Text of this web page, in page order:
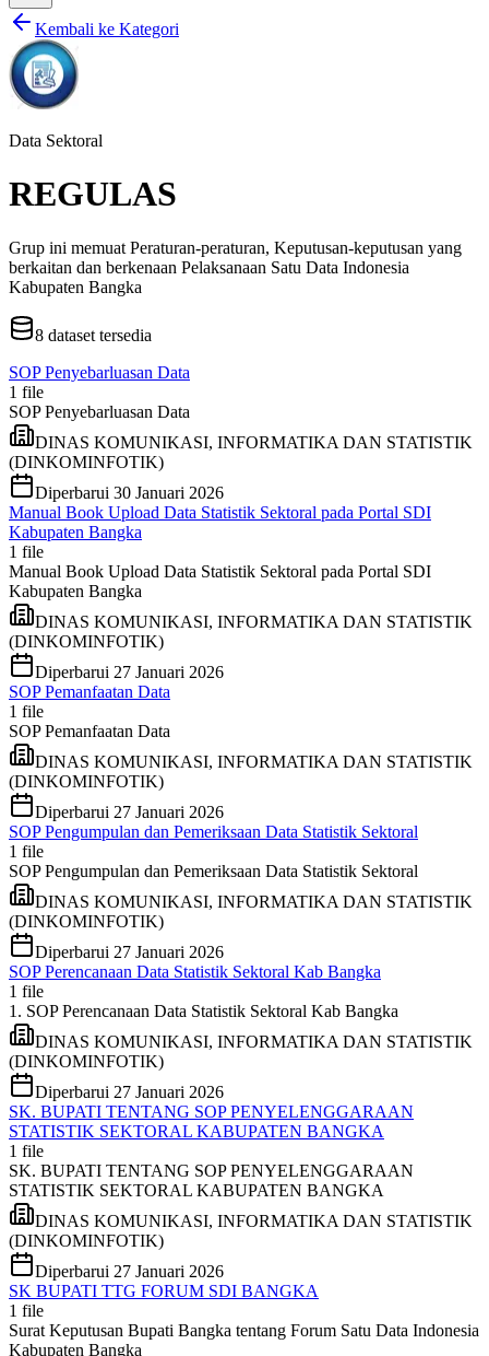
Kembali ke Kategori
Data Sektoral
REGULAS
Grup ini memuat Peraturan-peraturan, Keputusan-keputusan yang
berkaitan dan berkenaan Pelaksanaan Satu Data Indonesia
Kabupaten Bangka
8 dataset tersedia
SOP Penyebarluasan Data
1 file
SOP Penyebarluasan Data
DINAS KOMUNIKASI, INFORMATIKA DAN STATISTIK
(DINKOMINFOTIK)
Diperbarui 30 Januari 2026
Manual Book Upload Data Statistik Sektoral pada Portal SDI
Kabupaten Bangka
1 file
Manual Book Upload Data Statistik Sektoral pada Portal SDI
Kabupaten Bangka
DINAS KOMUNIKASI, INFORMATIKA DAN STATISTIK
(DINKOMINFOTIK)
Diperbarui 27 Januari 2026
SOP Pemanfaatan Data
1 file
SOP Pemanfaatan Data
DINAS KOMUNIKASI, INFORMATIKA DAN STATISTIK
(DINKOMINFOTIK)
Diperbarui 27 Januari 2026
SOP Pengumpulan dan Pemeriksaan Data Statistik Sektoral
1 file
SOP Pengumpulan dan Pemeriksaan Data Statistik Sektoral
DINAS KOMUNIKASI, INFORMATIKA DAN STATISTIK
(DINKOMINFOTIK)
Diperbarui 27 Januari 2026
SOP Perencanaan Data Statistik Sektoral Kab Bangka
1 file
1. SOP Perencanaan Data Statistik Sektoral Kab Bangka
DINAS KOMUNIKASI, INFORMATIKA DAN STATISTIK
(DINKOMINFOTIK)
Diperbarui 27 Januari 2026
SK. BUPATI TENTANG SOP PENYELENGGARAAN
STATISTIK SEKTORAL KABUPATEN BANGKA
1 file
SK. BUPATI TENTANG SOP PENYELENGGARAAN
STATISTIK SEKTORAL KABUPATEN BANGKA
DINAS KOMUNIKASI, INFORMATIKA DAN STATISTIK
(DINKOMINFOTIK)
Diperbarui 27 Januari 2026
SK BUPATI TTG FORUM SDI BANGKA
1 file
Surat Keputusan Bupati Bangka tentang Forum Satu Data Indonesia
Kabupaten Bangka